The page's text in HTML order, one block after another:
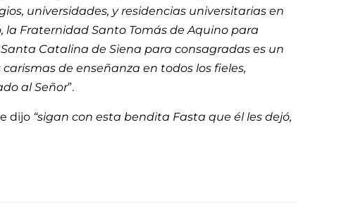
universidades, y residencias universitarias en
Fraternidad Santo Tomás de Aquino para
Catalina de Siena para consagradas es un
de enseñanza en todos los fieles,
al Señor”.
dijo “sigan con esta bendita Fasta que él les dejó,